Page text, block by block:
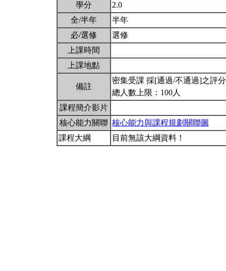
學分
2.0
全/半年
半年
必/選修
選修
上課時間
上課地點
備註
密集受課 採[通過/不通過]之評
總人數上限：100人
課程簡介影片
核心能力關聯 核心能力與課程規劃關聯圖
課程大綱
目前無該大綱資料！